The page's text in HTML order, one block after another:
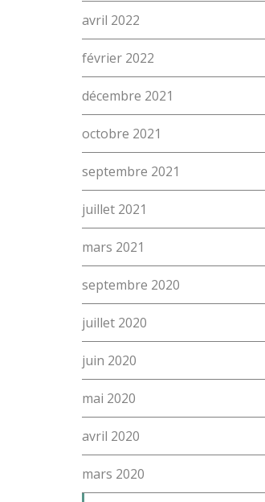
Liens utiles
avril 2022
février 2022
décembre 2021
octobre 2021
septembre 2021
juillet 2021
mars 2021
septembre 2020
juillet 2020
juin 2020
mai 2020
avril 2020
mars 2020